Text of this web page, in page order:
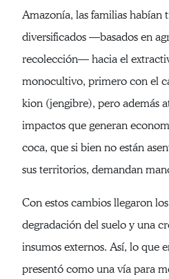
Amazonía, las familias habían
diversificados —basados en
recolección— hacia el
monocultivo, primero con el
kion (jengibre), pero además
impactos que generan
coca, que si bien no están
sus territorios, demandan
Con estos cambios llegaron
degradación del suelo y una
insumos externos. Así, lo que
presentó como una vía para